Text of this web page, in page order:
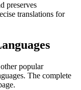
preserves
translations for
popular
The complete